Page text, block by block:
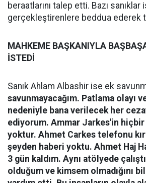
beraatlarını talep etti. Bazı sanıklar
gerçekleştirenlere beddua ederek
MAHKEME BAŞKANIYLA
İSTEDİ
Sanık Ahlam Albashir ise ek
savunmayacağım. Patlama olayı
nedeniyle bana verilecek her
ediyorum. Ammar Jarkes'in hiçbir
yoktur. Ahmet Carkes telefonu
şeyden haberi yoktu. Ahmet Haj
3 gün kaldım. Aynı atölyede
olduğum ve kimsem olmadığını